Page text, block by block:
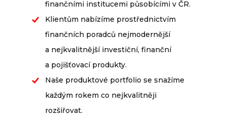
finančními institucemi působícími v ČR.
Klientům nabízíme prostřednictvím
finančních poradců nejmodernější
a nejkvalitnější investiční, finanční
a pojišťovací produkty.
Naše produktové portfolio se snažíme
každým rokem co nejkvalitněji
rozšiřovat.